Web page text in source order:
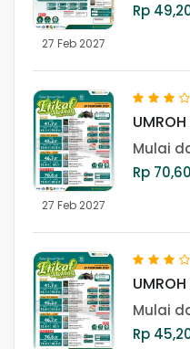
27 Feb 2027
Rp
27 Feb 2027
Mulai
Rp
Mulai
Rp